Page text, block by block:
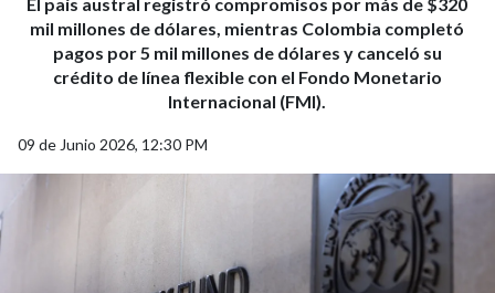
El país austral registró compromisos por más de $320
mil millones de dólares, mientras Colombia completó
pagos por 5 mil millones de dólares y canceló su
crédito de línea flexible con el Fondo Monetario
Internacional (FMI).
09 de Junio 2026, 12:30 PM